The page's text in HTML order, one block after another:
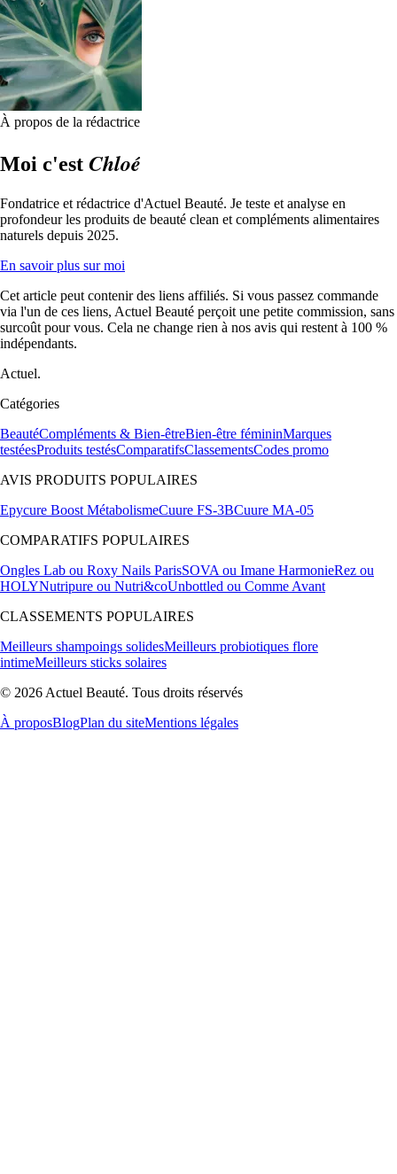
À propos de la rédactrice
Moi c'est Chloé
Fondatrice et rédactrice d'Actuel Beauté. Je teste et analyse en
profondeur les produits de beauté clean et compléments alimentaires
naturels depuis 2025.
En savoir plus sur moi
Cet article peut contenir des liens affiliés. Si vous passez commande
via l'un de ces liens, Actuel Beauté perçoit une petite commission, sans
surcoût pour vous. Cela ne change rien à nos avis qui restent à 100 %
indépendants.
Actuel.
Catégories
BeautéCompléments & Bien-êtreBien-être fémininMarques
testéesProduits testésComparatifsClassementsCodes promo
AVIS PRODUITS POPULAIRES
Epycure Boost MétabolismeCuure FS-3BCuure MA-05
COMPARATIFS POPULAIRES
Ongles Lab ou Roxy Nails ParisSOVA ou Imane HarmonieRez ou
HOLYNutripure ou Nutri&coUnbottled ou Comme Avant
CLASSEMENTS POPULAIRES
Meilleurs shampoings solidesMeilleurs probiotiques flore
intimeMeilleurs sticks solaires
© 2026 Actuel Beauté. Tous droits réservés
À proposBlogPlan du siteMentions légales